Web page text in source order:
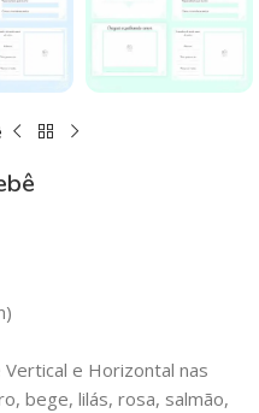
e Horizontal nas
bege, lilás, rosa, salmão,